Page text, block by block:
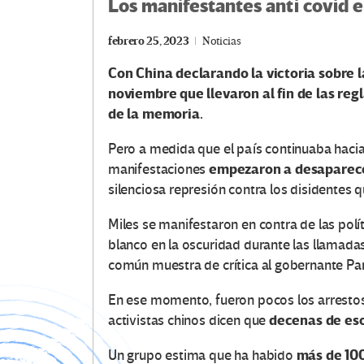
Los manifestantes anti covid
febrero 25, 2023 Noticias
Con China declarando la victoria sobre
noviembre que llevaron al fin de las
de la memoria.
Pero a medida que el país continuaba
manifestacionesempezaron a
silenciosa represión contra los disidentes
Miles se manifestaron en contra de las
blanco en la oscuridad durante las
común muestra de crítica al gobernante
En ese momento, fueron pocos los
activistas chinos dicen quedecenas de
Un grupo estima que ha habido más de